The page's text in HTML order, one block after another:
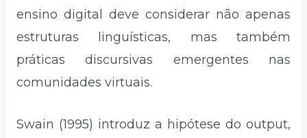
ensino digital deve considerar não apenas
estruturas linguísticas, mas também
práticas discursivas emergentes nas
comunidades virtuais.
Swain (1995) introduz a hipótese do output,